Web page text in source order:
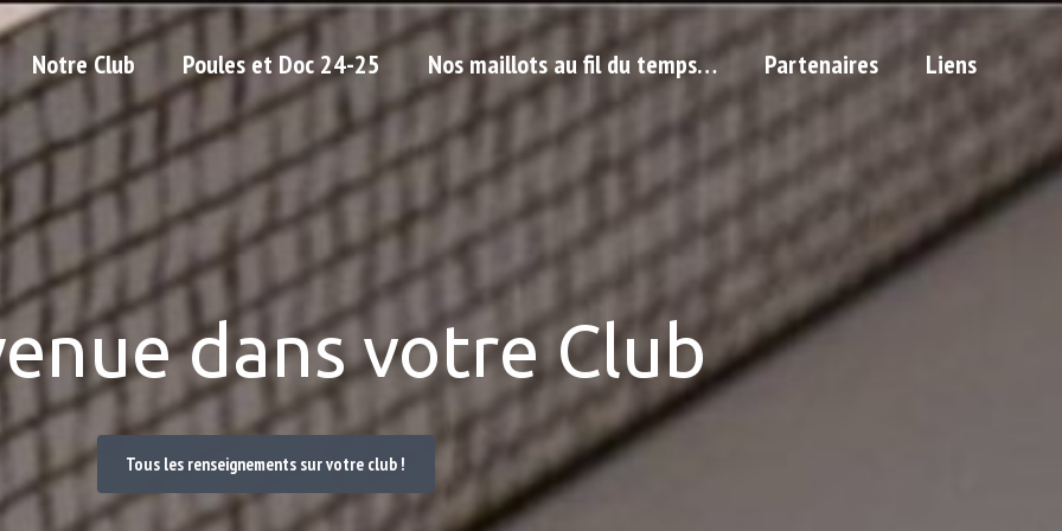
Notre Club Poules et Doc 24-25 Nos maillots au fil du temps… Partenaires Liens
dans votre Club
Tous les renseignements sur votre club !